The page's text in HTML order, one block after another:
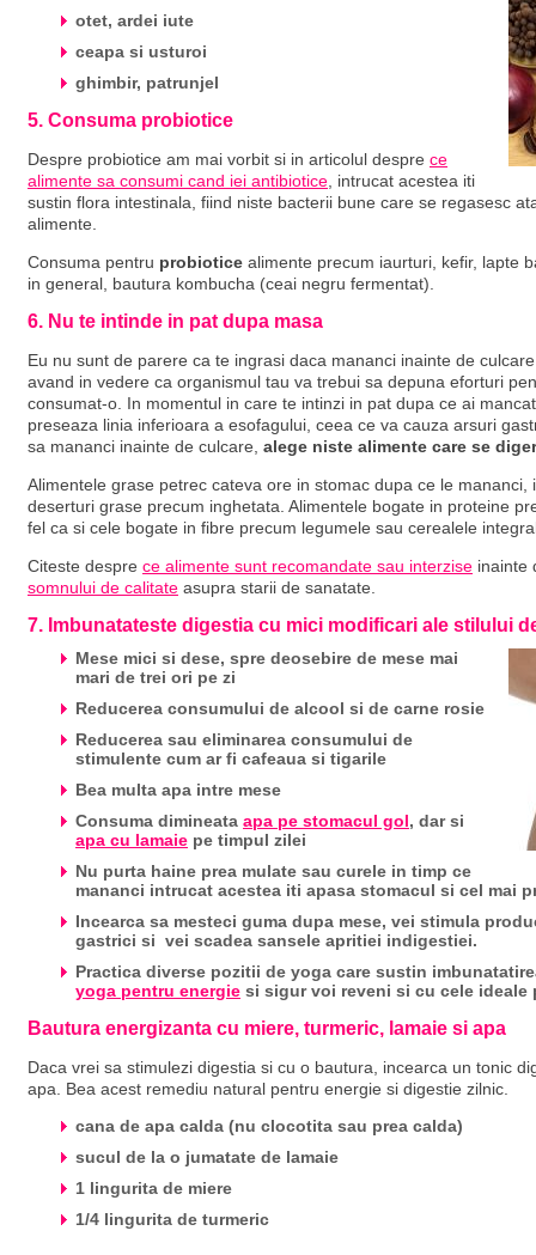
otet, ardei iute
ceapa si usturoi
ghimbir, patrunjel
5. Consuma probiotice
Despre probiotice am mai vorbit si in articolul despre ce
alimente sa consumi cand iei antibiotice , intrucat acestea iti
sustin flora intestinala, fiind niste bacterii bune care se regasesc
alimente.
Consuma pentru probiotice alimente precum iaurturi, kefir, lapte
in general, bautura kombucha (ceai negru fermentat).
6. Nu te intinde in pat dupa masa
Eu nu sunt de parere ca te ingrasi daca mananci inainte de
avand in vedere ca organismul tau va trebui sa depuna eforturi
consumat-o. In momentul in care te intinzi in pat dupa ce ai
preseaza linia inferioara a esofagului, ceea ce va cauza arsuri
sa mananci inainte de culcare, alege niste alimente care se
Alimentele grase petrec cateva ore in stomac dupa ce le
deserturi grase precum inghetata. Alimentele bogate in proteine
fel ca si cele bogate in fibre precum legumele sau cerealele
Citeste despre ce alimente sunt recomandate sau interzise inainte
somnului de calitate asupra starii de sanatate.
7. Imbunatateste digestia cu mici modificari ale stilului
Mese mici si dese, spre deosebire de mese mai
mari de trei ori pe zi
Reducerea consumului de alcool si de carne rosie
Reducerea sau eliminarea consumului de
stimulente cum ar fi cafeaua si tigarile
Bea multa apa intre mese
Consuma dimineata apa pe stomacul gol, dar si
apa cu lamaie pe timpul zilei
Nu purta haine prea mulate sau curele in timp ce
mananci intrucat acestea iti apasa stomacul si cel mai
Incearca sa mesteci guma dupa mese, vei stimula
gastrici si vei scadea sansele apritiei indigestiei.
Practica diverse pozitii de yoga care sustin
yoga pentru energie si sigur voi reveni si cu cele ideale
Bautura energizanta cu miere, turmeric, lamaie si apa
Daca vrei sa stimulezi digestia si cu o bautura, incearca un tonic
apa. Bea acest remediu natural pentru energie si digestie zilnic.
cana de apa calda (nu clocotita sau prea calda)
sucul de la o jumatate de lamaie
1 lingurita de miere
1/4 lingurita de turmeric